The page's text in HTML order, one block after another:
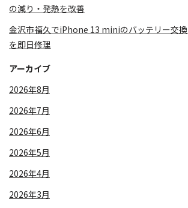
の減り・発熱を改善
金沢市福久でiPhone 13 miniのバッテリー交
を即日修理
アーカイブ
2026年8月
2026年7月
2026年6月
2026年5月
2026年4月
2026年3月